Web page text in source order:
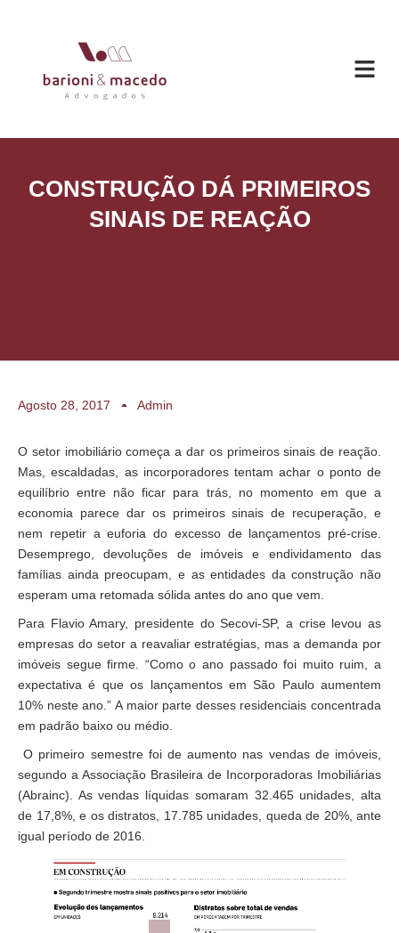
CONSTRUÇÃO DÁ PRIMEIROS
SINAIS DE REAÇÃO
Agosto 28, 2017 Admin
O setor imobiliário começa a dar os primeiros sinais de reação.
Mas, escaldadas, as incorporadores tentam achar o ponto de
equilíbrio entre não ficar para trás, no momento em que a
economia parece dar os primeiros sinais de recuperação, e
nem repetir a euforia do excesso de lançamentos pré-crise.
Desemprego, devoluções de imóveis e endividamento das
famílias ainda preocupam, e as entidades da construção não
esperam uma retomada sólida antes do ano que vem.
Para Flavio Amary, presidente do Secovi-SP, a crise levou as
empresas do setor a reavaliar estratégias, mas a demanda por
imóveis segue firme. “Como o ano passado foi muito ruim, a
expectativa é que os lançamentos em São Paulo aumentem
10% neste ano.” A maior parte desses residenciais concentrada
em padrão baixo ou médio.
O primeiro semestre foi de aumento nas vendas de imóveis,
segundo a Associação Brasileira de Incorporadoras Imobiliárias
(Abrainc). As vendas líquidas somaram 32.465 unidades, alta
de 17,8%, e os distratos, 17.785 unidades, queda de 20%, ante
igual período de 2016.